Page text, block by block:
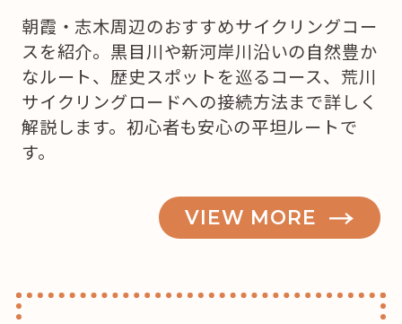
を
買
お
う
か
な？”
朝霞・志木周辺のおすすめサイクリングコー
スを紹介。黒目川や新河岸川沿いの自然豊か
なルート、歴史スポットを巡るコース、荒川
サイクリングロードへの接続方法まで詳しく
解説します。初心者も安心の平坦ルートで
す。
VIEW MORE